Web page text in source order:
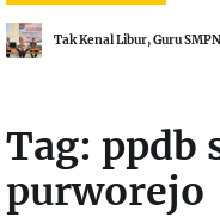
Antusias Tingkatkan Kompetensi
Tag: ppdb
purworejo